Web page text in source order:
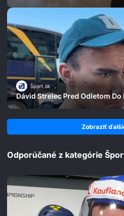
Šport.sk
Dávid Strelec Pred Odletom Do
Zobraziť
Odporúčané z kategórie